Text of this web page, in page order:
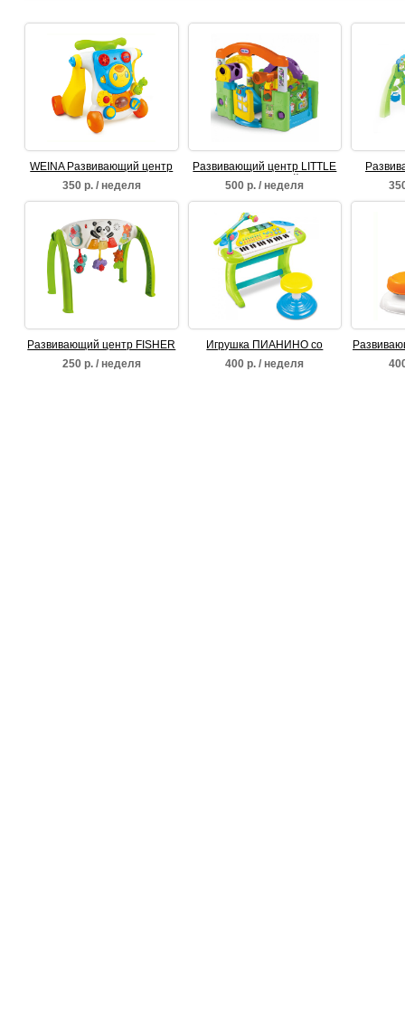
WEINA Развивающий центр
ходунки-каталка 2в1 WEINA
РОБОТ
350 р. / неделя
Развивающий центр LITTLE
TIKETS "Волшебный домик"
500 р. / неделя
Развивающий центр FISHER
PRICE Растем вместе
250 р. / неделя
Игрушка ПИАНИНО со
стулом WEINA
400 р. / неделя